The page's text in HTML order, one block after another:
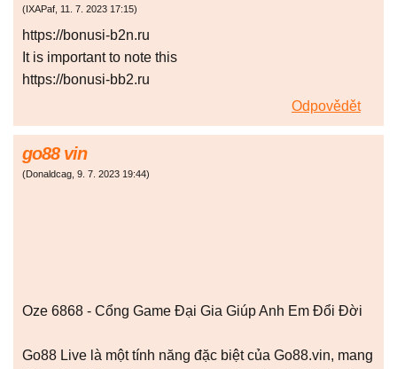
( IXAPaf, 11. 7. 2023 17:15)
https://bonusi-b2n.ru
It is important to note this
https://bonusi-bb2.ru
Odpovědět
go88 vin
(Donaldcag, 9. 7. 2023 19:44)
Oze 6868 - Cổng Game Đại Gia Giúp Anh Em Đổi Đời
Go88 Live là một tính năng đặc biệt của Go88.vin, mang